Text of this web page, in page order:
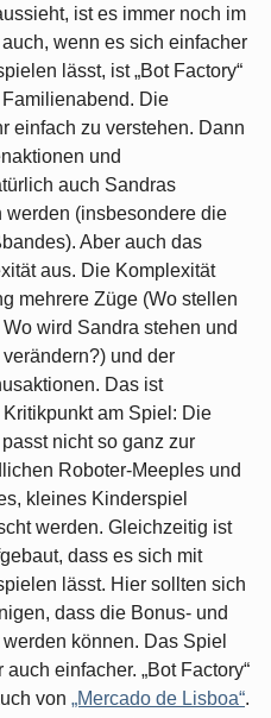
ist es immer noch im
wenn es sich einfacher
lässt, ist „Bot Factory“
Die
einfach zu verstehen. Dann
und
auch Sandras
(insbesondere die
Aber auch das
aus. Die Komplexität
mehrere Züge (Wo stellen
wird Sandra stehen und
und der
Das ist
am Spiel: Die
nicht so ganz zur
Roboter-Meeples und
kleines Kinderspiel
werden. Gleichzeitig ist
dass es sich mit
lässt. Hier sollten sich
dass die Bonus- und
können. Das Spiel
einfacher. „Bot Factory“
von „Mercado de Lisboa“.